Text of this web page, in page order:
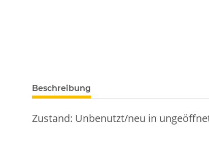
Beschreibung
Zustand: Unbenutzt/neu in